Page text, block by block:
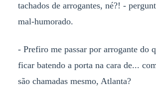
tachados de arrogantes, né?! -
mal-humorado.
- Prefiro me passar por arrogante do
ficar batendo a porta na cara de...
são chamadas mesmo, Atlanta?